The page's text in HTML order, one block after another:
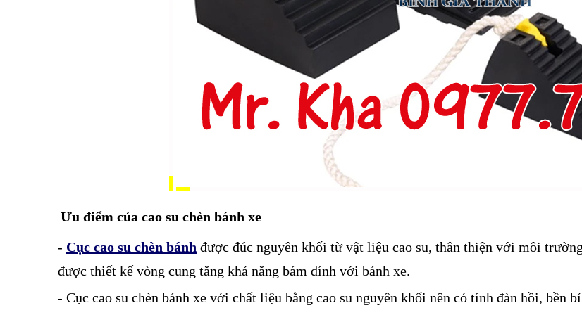
Ưu điểm của cao su chèn bánh xe
- Cục cao su chèn bánh được đúc nguyên khối từ vật liệu cao su, thân thiện với môi
được thiết kế vòng cung tăng khả năng bám dính với bánh xe.
- Cục cao su chèn bánh xe với chất liệu bằng cao su nguyên khối nên có tính đàn hồi,